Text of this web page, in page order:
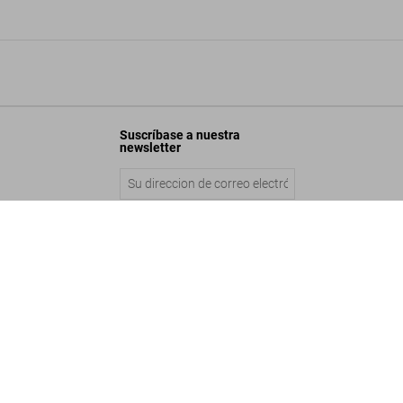
Suscríbase a nuestra
newsletter